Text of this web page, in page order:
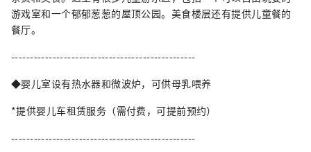
游戏室和一个郁郁葱葱的屋顶公园。美食楼层还有提供儿童餐的
餐厅。
-------------------------------------------------
◆婴儿室设有热水器和微波炉，可供母乳喂养
*提供婴儿车租赁服务（需付费，可提前预约）
-------------------------------------------------